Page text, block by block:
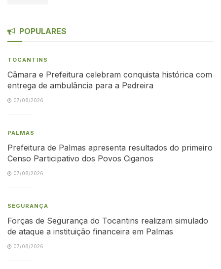
POPULARES
TOCANTINS
Câmara e Prefeitura celebram conquista histórica com
entrega de ambulância para a Pedreira
07/08/2026
PALMAS
Prefeitura de Palmas apresenta resultados do primeiro
Censo Participativo dos Povos Ciganos
07/08/2026
SEGURANÇA
Forças de Segurança do Tocantins realizam simulado
de ataque a instituição financeira em Palmas
07/08/2026